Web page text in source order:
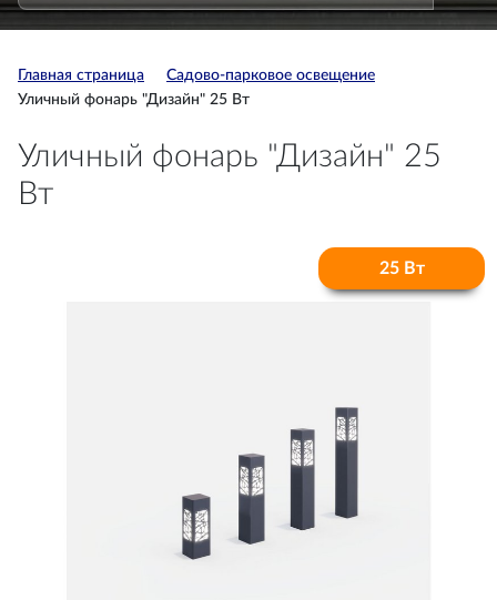
Главная страница
Садово-парковое освещение
Уличный фонарь "Дизайн" 25 Вт
Уличный фонарь "Дизайн" 25
Вт
25 Вт